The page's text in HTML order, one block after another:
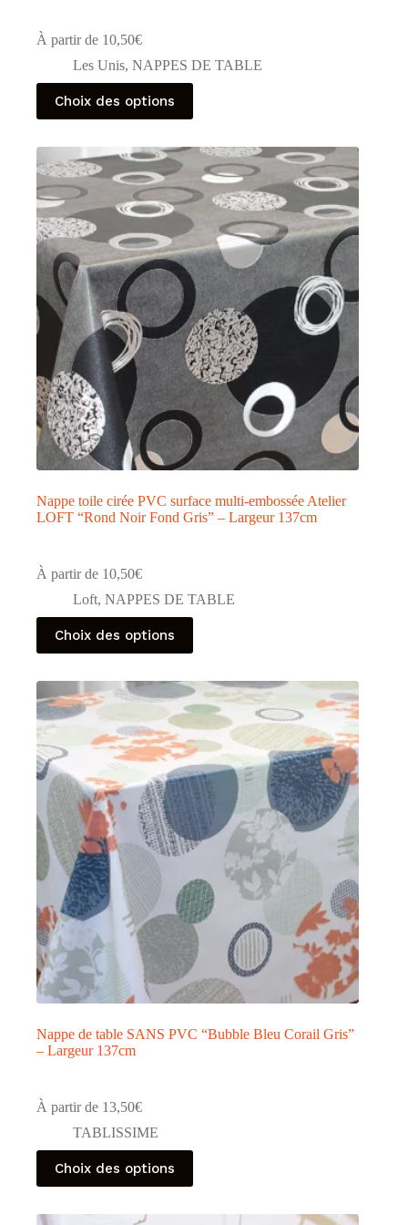
À partir de 10,50€
Les Unis, NAPPES DE TABLE
Choix des options
produit
a
variations.
Les
options
peuvent
être
choisies
sur
page
du
produit
Nappe toile cirée PVC surface multi-embossée Atelier
LOFT “Rond Noir Fond Gris” – Largeur 137cm
À partir de 10,50€
Loft, NAPPES DE TABLE
Choix des options
Ce
produit
a
variations.
Les
options
peuvent
être
choisies
sur
page
du
produit
Nappe de table SANS PVC “Bubble Bleu Corail Gris”
– Largeur 137cm
À partir de 13,50€
TABLISSIME
Choix des options
Ce
produit
a